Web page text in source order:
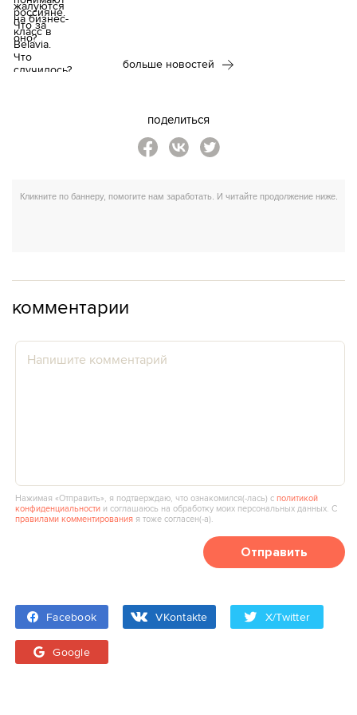
больше новостей
поделиться
комментарии
Нажимая «Отправить», я подтверждаю, что ознакомился(‑лась) сполитикой
конфиденциальности и соглашаюсь на обработку моих персональных данных. С
правилами комментирования я тоже согласен(‑а).
Отправить
Facebook VKontakte X/Twitter
Google